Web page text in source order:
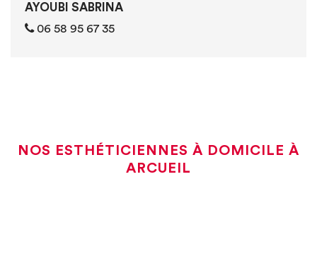
AYOUBI SABRINA
06 58 95 67 35
NOS ESTHÉTICIENNES À DOMICILE À
ARCUEIL